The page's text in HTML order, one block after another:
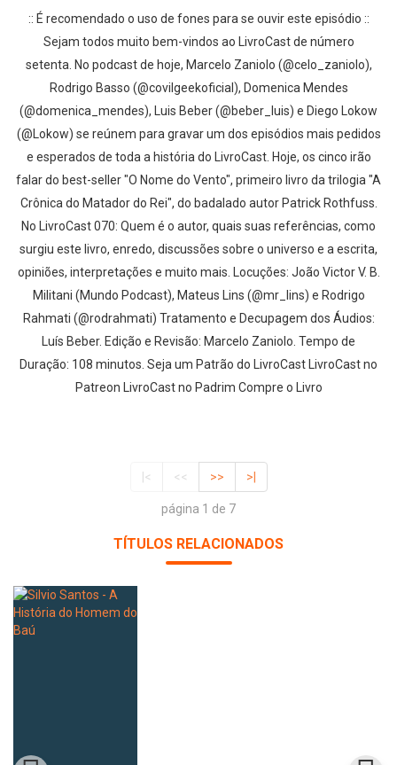
:: É recomendado o uso de fones para se ouvir este episódio ::
Sejam todos muito bem-vindos ao LivroCast de número
setenta. No podcast de hoje, Marcelo Zaniolo (@celo_zaniolo),
Rodrigo Basso (@covilgeekoficial), Domenica Mendes
(@domenica_mendes), Luis Beber (@beber_luis) e Diego Lokow
(@Lokow) se reúnem para gravar um dos episódios mais pedidos
e esperados de toda a história do LivroCast. Hoje, os cinco irão
falar do best-seller "O Nome do Vento", primeiro livro da trilogia "A
Crônica do Matador do Rei", do badalado autor Patrick Rothfuss.
No LivroCast 070: Quem é o autor, quais suas referências, como
surgiu este livro, enredo, discussões sobre o universo e a escrita,
opiniões, interpretações e muito mais. Locuções: João Victor V. B.
Militani (Mundo Podcast), Mateus Lins (@mr_lins) e Rodrigo
Rahmati (@rodrahmati) Tratamento e Decupagem dos Áudios:
Luís Beber. Edição e Revisão: Marcelo Zaniolo. Tempo de
Duração: 108 minutos. Seja um Patrão do LivroCast LivroCast no
Patreon LivroCast no Padrim Compre o Livro
|< << >> >|
página 1 de 7
TÍTULOS RELACIONADOS